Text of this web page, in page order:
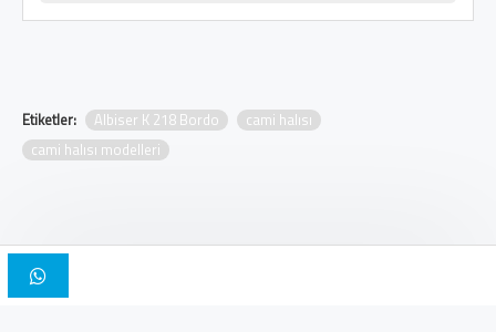
Etiketler: Albiser K 218 Bordo
cami halısı
cami halısı modelleri
Copyright © 2025, Albiser Cami Halıları | Tasarım İskender Bilici